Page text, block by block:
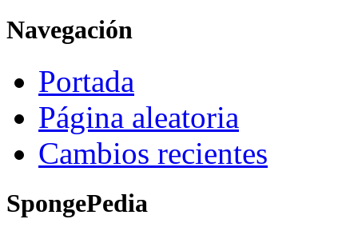
Navegación
Portada
Página aleatoria
Cambios recientes
SpongePedia